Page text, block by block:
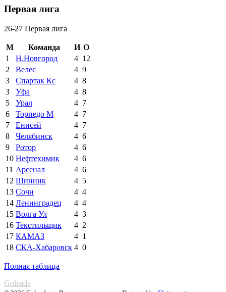
Первая лига
26-27 Первая лига
М Команда И О
1
Н.Новгород 4 12
2
Велес 4 9
3
Спартак Кс 4 8
3
Уфа 4 8
5
Урал 4 7
6
Торпедо М 4 7
7
Енисей 4 7
8
Челябинск 4 6
9
Ротор 4 6
10 Нефтехимик 4 6
11 Арсенал 4 6
12 Шинник 4 5
13 Сочи 4 4
14 Ленинградец 4 4
15 Волга Ул 4 3
16 Текстильщик 4 2
17 КАМАЗ 4 1
18 СКА-Хабаровск 4 0
Полная таблица
Goleada